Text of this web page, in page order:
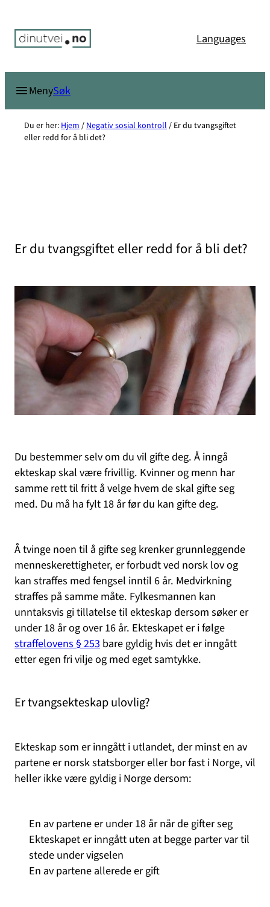
innhold
Languages
MenySøk
Du er her: Hjem / Negativ sosial kontroll / Er du tvangsgiftet
eller redd for å bli det?
Er du tvangsgiftet eller redd for å bli det?
Du bestemmer selv om du vil gifte deg. Å inngå
ekteskap skal være frivillig. Kvinner og menn har
samme rett til fritt å velge hvem de skal gifte seg
med. Du må ha fylt 18 år før du kan gifte deg.
Å tvinge noen til å gifte seg krenker grunnleggende
menneskerettigheter, er forbudt ved norsk lov og
kan straffes med fengsel inntil 6 år. Medvirkning
straffes på samme måte. Fylkesmannen kan
unntaksvis gi tillatelse til ekteskap dersom søker er
under 18 år og over 16 år. Ekteskapet er i følge
straffelovens § 253 bare gyldig hvis det er inngått
etter egen fri vilje og med eget samtykke.
Er tvangsekteskap ulovlig?
Ekteskap som er inngått i utlandet, der minst en av
partene er norsk statsborger eller bor fast i Norge, vil
heller ikke være gyldig i Norge dersom:
En av partene er under 18 år når de gifter seg
Ekteskapet er inngått uten at begge parter var til
stede under vigselen
En av partene allerede er gift